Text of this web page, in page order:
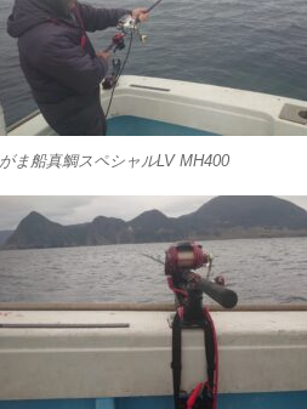
がま船真鯛スペシャルLV MH400